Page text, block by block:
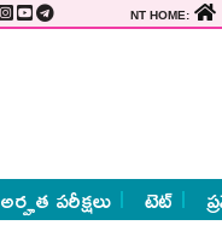
NT HOME:
అర్హత పరీక్షలు టెట్